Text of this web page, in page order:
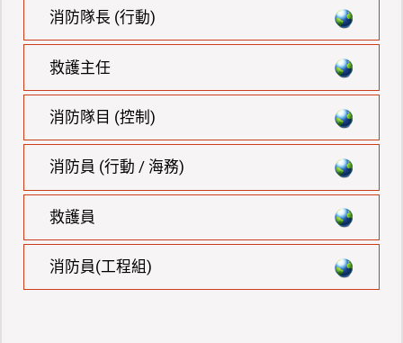
消防隊長 (行動)
救護主任
消防隊目 (控制)
消防員 (行動 / 海務)
救護員
消防員(工程組)